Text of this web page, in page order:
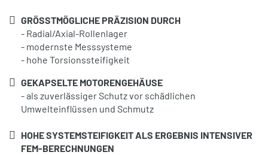
GRÖSSTMÖGLICHE PRÄZISION DURCH
- Radial/Axial-Rollenlager
- modernste Messsysteme
- hohe Torsionssteifigkeit
GEKAPSELTE MOTORENGEHÄUSE
- als zuverlässiger Schutz vor schädlichen
Umwelteinflüssen und Schmutz
HOHE SYSTEMSTEIFIGKEIT ALS ERGEBNIS INTENSIVER
FEM-BERECHNUNGEN